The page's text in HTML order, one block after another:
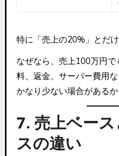
特に「売上の20%」とだ
なぜなら、売上100万円
料、返金、サーバー費用
かなり少ない場合があるか
7. 売上ベー
スの違い